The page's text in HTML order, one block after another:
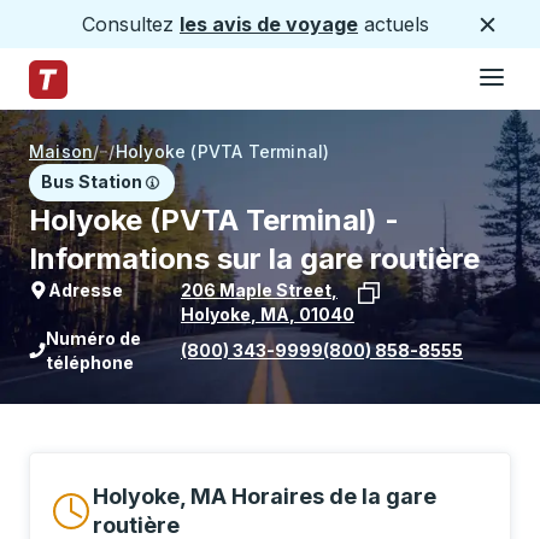
Consultez les avis de voyage actuels
Page d'accueil des sentiers
Maison/ /Holyoke (PVTA Terminal)
Bus Station
Holyoke (PVTA Terminal) -
Informations sur la gare routière
Adresse 206 Maple Street
Holyoke MA ,01040
Voir l'emplacement de l'arrêt sur
Numéro de
téléphone
(800) 343-9999(800) 858-8555
Holyoke, MA Horaires de la gare
routière